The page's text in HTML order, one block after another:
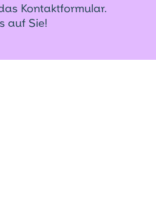
Kontaktformular.
auf Sie!